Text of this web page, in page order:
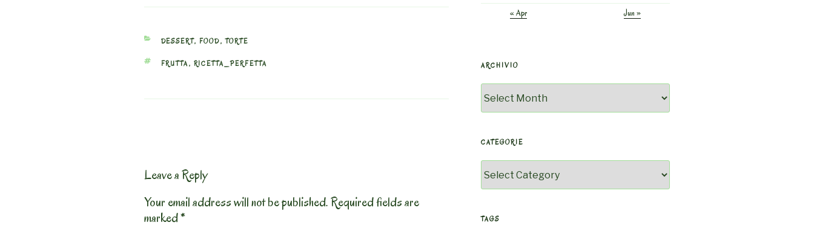
CATEGORIES
DESSERT, FOOD,TORTE
TAGS
FRUTTA, RICETTA_PERFETTA
Leave a Reply
Your email address will not be published.Required fields are
marked*
« Apr
Jun »
ARCHIVIO
CATEGORIE
TAGS